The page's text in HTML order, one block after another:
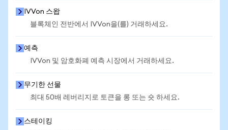
IVVon 스왑
블록체인 전반에서 IVVon을(를) 거래하세요.
예측
IVVon 및 암호화폐 예측 시장에서 거래하세요.
무기한 선물
최대 50배 레버리지로 토큰을 롱 또는 숏 하세요.
스테이킹